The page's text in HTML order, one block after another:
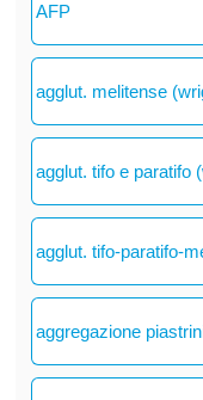
AFP
agglut. melitense
agglut. tifo e paratifo
agglut. tifo-paratifo-
aggregazione